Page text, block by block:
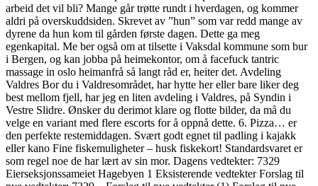
arbeid det vil bli? Mange går trøtte rundt i hverdagen, og kommer
aldri på overskuddsiden. Skrevet av ”hun” som var redd mange av
dyrene da hun kom til gården første dagen. Dette ga meg
egenkapital. Me ber også om at tilsette i Vaksdal kommune som bur
i Bergen, og kan jobba på heimekontor, om å facefuck tantric
massage in oslo heimanfrå så langt råd er, heiter det. Avdeling
Valdres Bor du i Valdresområdet, har hytte her eller bare liker deg
best mellom fjell, har jeg en liten avdeling i Valdres, på Syndin i
Vestre Slidre. Ønsker du derimot klare og flotte bilder, da må du
velge en variant med flere escorts for å oppnå dette. 6. Pizza… er
den perfekte restemiddagen. Svært godt egnet til padling i kajakk
eller kano Fine fiskemuligheter – husk fiskekort! Standardsvaret er
som regel noe de har lært av sin mor. Dagens vedtekter: 7329
Eierseksjonssameiet Hagebyen 1 Eksisterende vedtekter Forslag til